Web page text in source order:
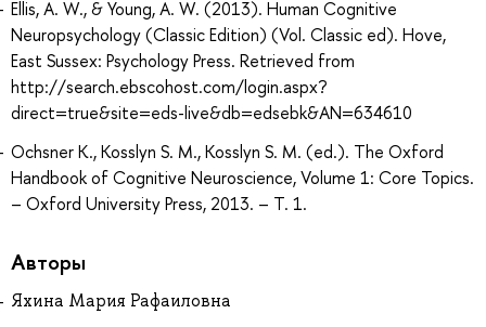
Ellis, A. W., & Young, A. W. (2013). Human Cognitive
Neuropsychology (Classic Edition) (Vol. Classic ed). Hove,
East Sussex: Psychology Press. Retrieved from
http://search.ebscohost.com/login.aspx?
direct=true&site=eds-live&db=edsebk&AN=634610
Ochsner K., Kosslyn S. M., Kosslyn S. M. (ed.). The Oxford
Handbook of Cognitive Neuroscience, Volume 1: Core Topics.
– Oxford University Press, 2013. – Т. 1.
Авторы
Яхина Мария Рафаиловна